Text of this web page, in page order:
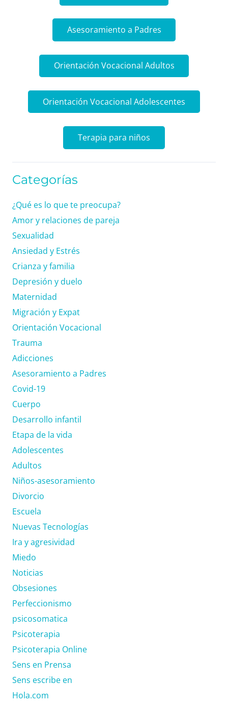
Asesoramiento a Padres
Orientación Vocacional Adultos
Orientación Vocacional Adolescentes
Terapia para niños
Categorías
¿Qué es lo que te preocupa?
Amor y relaciones de pareja
Sexualidad
Ansiedad y Estrés
Crianza y familia
Depresión y duelo
Maternidad
Migración y Expat
Orientación Vocacional
Trauma
Adicciones
Asesoramiento a Padres
Covid-19
Cuerpo
Desarrollo infantil
Etapa de la vida
Adolescentes
Adultos
Niños-asesoramiento
Divorcio
Escuela
Nuevas Tecnologías
Ira y agresividad
Miedo
Noticias
Obsesiones
Perfeccionismo
psicosomatica
Psicoterapia
Psicoterapia Online
Sens en Prensa
Sens escribe en
Hola.com